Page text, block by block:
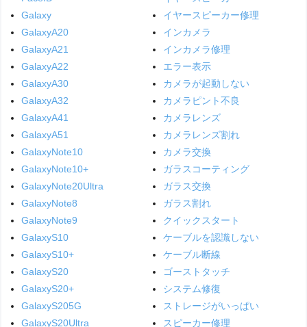
Galaxy
GalaxyA20
GalaxyA21
GalaxyA22
GalaxyA30
GalaxyA32
GalaxyA41
GalaxyA51
GalaxyNote10
GalaxyNote10+
GalaxyNote20Ultra
GalaxyNote8
GalaxyNote9
GalaxyS10
GalaxyS10+
GalaxyS20
GalaxyS20+
GalaxyS205G
GalaxyS20Ultra
イヤースピーカー修理
インカメラ
インカメラ修理
エラー表示
カメラが起動しない
カメラピント不良
カメラレンズ
カメラレンズ割れ
カメラ交換
ガラスコーティング
ガラス交換
ガラス割れ
クイックスタート
ケーブルを認識しない
ケーブル断線
ゴーストタッチ
システム修復
ストレージがいっぱい
スピーカー修理